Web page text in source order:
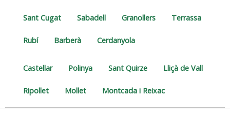
Sant Cugat Sabadell Granollers Terrassa
Rubí Barberà Cerdanyola
Castellar Polinya Sant Quirze Lliçà de Vall
Ripollet Mollet Montcada i Reixac